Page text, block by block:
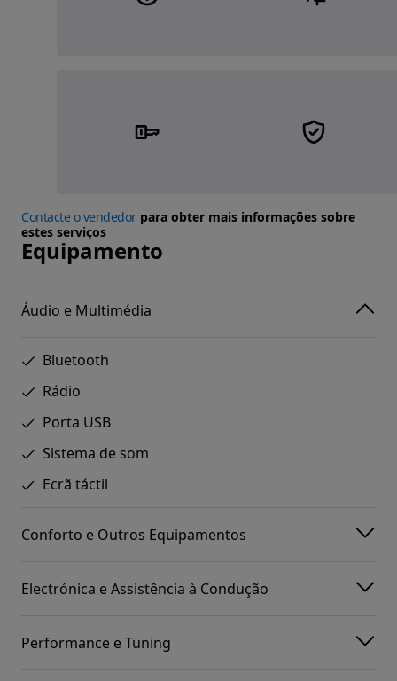
Contacte o vendedorpara obter mais informações sobre
estes serviços
Equipamento
Áudio e Multimédia
Bluetooth
Rádio
Porta USB
Sistema de som
Ecrã táctil
Conforto e Outros Equipamentos
Electrónica e Assistência à Condução
Performance e Tuning